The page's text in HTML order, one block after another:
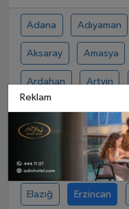
Adana Adıyaman
Aksaray Amasya
Ardahan Artvin
Batman Bayburt
Bolu Burdur
Çorum Denizli
Elazığ Erzincan
Reklam